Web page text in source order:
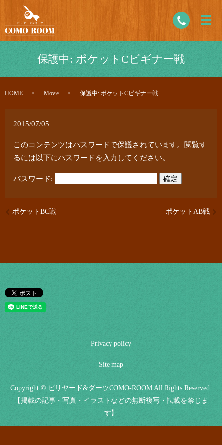
保護中: ポケットCビギナー戦
HOME Movie 保護中: ポケットCビギナー戦
2015/07/05
このコンテンツはパスワードで保護されています。閲覧す
るには以下にパスワードを入力してください。
パスワード:
ポケットBC戦 ポケットAB戦
Privacy policy
Site map
Copyright © ビリヤード&ダーツCOMO-ROOM All Rights Reserved.
【掲載の記事・写真・イラストなどの無断複写・転載を禁じま
す】